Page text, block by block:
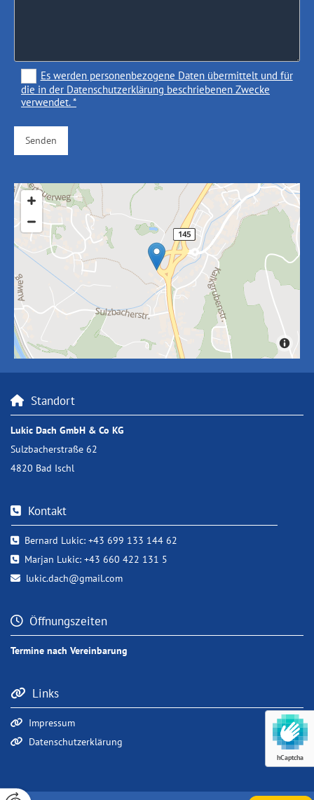
Es werden personenbezogene Daten übermittelt und für
die in der Datenschutzerklärung beschriebenen Zwecke
verwendet. *
hCaptcha
 Standort
Lukic Dach GmbH & Co KG
Sulzbacherstraße 62
4820 Bad Ischl
 Kontakt
Bernard Lukic: +43 699 133 144 62
Marjan Lukic: +43 660 422 131 5
 lukic.dach@gmail.com
Öffnungszeiten
Termine nach Vereinbarung
 Links
 Impressum
 Datenschutzerklärung